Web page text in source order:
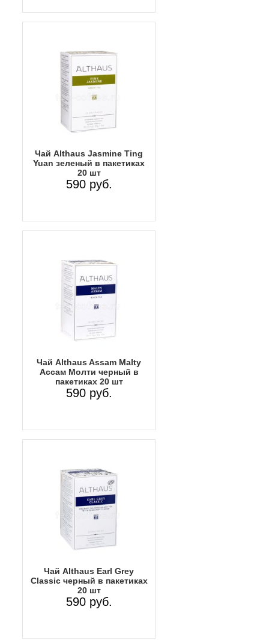
Чай Althaus Jasmine Ting
Yuan зеленый в пакетиках
20 шт
590 руб.
Чай Althaus Assam Malty
Ассам Молти черный в
пакетиках 20 шт
590 руб.
Чай Althaus Earl Grey
Classic черный в пакетиках
20 шт
590 руб.